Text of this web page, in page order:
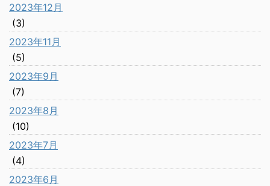
2023年12月
(3)
2023年11月
(5)
2023年9月
(7)
2023年8月
(10)
2023年7月
(4)
2023年6月